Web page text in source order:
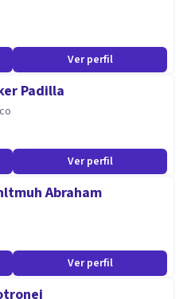
Ver perfil
Padilla
Ver perfil
Abraham
Ver perfil